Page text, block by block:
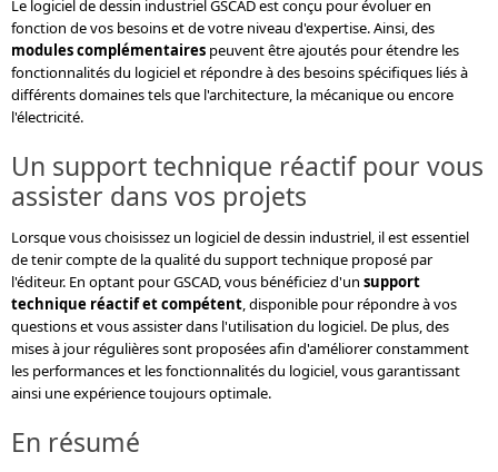
Le logiciel de dessin industriel GSCAD est conçu pour évoluer en
fonction de vos besoins et de votre niveau d'expertise. Ainsi, des
modules complémentaires peuvent être ajoutés pour étendre les
fonctionnalités du logiciel et répondre à des besoins spécifiques liés à
différents domaines tels que l'architecture, la mécanique ou encore
l'électricité.
Un support technique réactif pour vous
assister dans vos projets
Lorsque vous choisissez un logiciel de dessin industriel, il est essentiel
de tenir compte de la qualité du support technique proposé par
l'éditeur. En optant pour GSCAD, vous bénéficiez d'un support
technique réactif et compétent, disponible pour répondre à vos
questions et vous assister dans l'utilisation du logiciel. De plus, des
mises à jour régulières sont proposées afin d'améliorer constamment
les performances et les fonctionnalités du logiciel, vous garantissant
ainsi une expérience toujours optimale.
En résumé